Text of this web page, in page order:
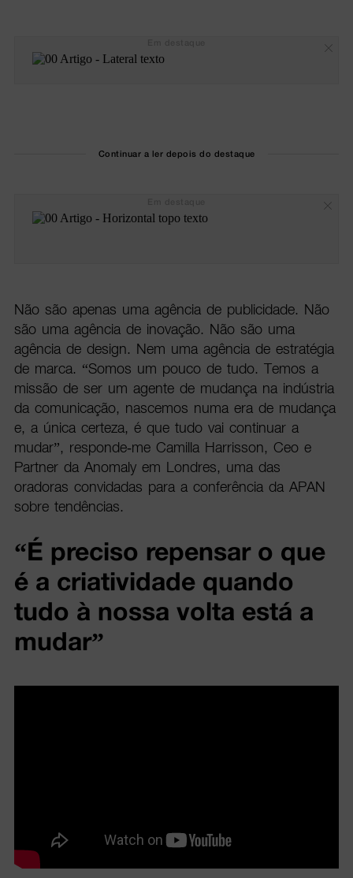
Continuar a ler depois do destaque
Não são apenas uma agência de publicidade. Não
são uma agência de inovação. Não são uma
agência de design. Nem uma agência de estratégia
de marca. “Somos um pouco de tudo. Temos a
missão de ser um agente de mudança na indústria
da comunicação, nascemos numa era de mudança
e, a única certeza, é que tudo vai continuar a
mudar”, responde-me Camilla Harrisson, Ceo e
Partner da Anomaly em Londres, uma das
oradoras convidadas para a conferência da APAN
sobre tendências.
“É preciso repensar o que
é a criatividade quando
tudo à nossa volta está a
mudar”